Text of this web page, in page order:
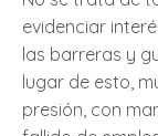
evidenciar
las barreras y
lugar de esto,
presión, con